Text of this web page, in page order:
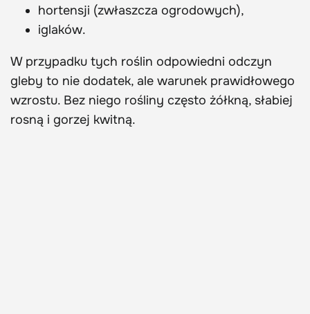
hortensji (zwłaszcza ogrodowych),
iglaków.
W przypadku tych roślin odpowiedni odczyn
gleby to nie dodatek, ale warunek prawidłowego
wzrostu. Bez niego rośliny często żółkną, słabiej
rosną i gorzej kwitną.